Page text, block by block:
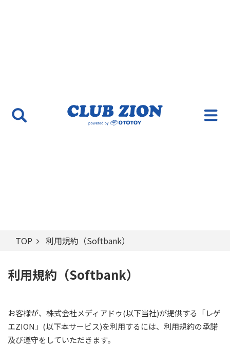
TOP 利用規約（Softbank）
利用規約（Softbank）
お客様が、株式会社メディアドゥ(以下当社)が提供する「レゲ
エZION」(以下本サービス)を利用するには、利用規約の承諾
及び遵守をしていただきます。